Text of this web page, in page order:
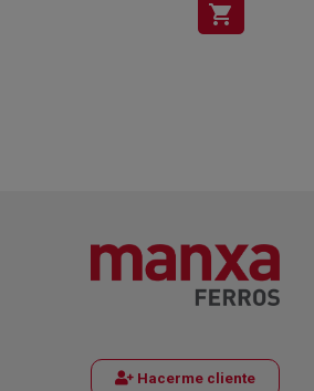
shopping_cart
Hacerme cliente